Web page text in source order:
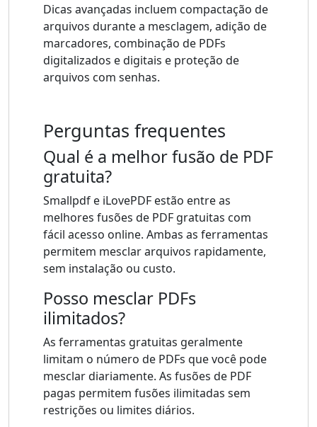
Dicas avançadas incluem compactação de
arquivos durante a mesclagem, adição de
marcadores, combinação de PDFs
digitalizados e digitais e proteção de
arquivos com senhas.
Perguntas frequentes
Qual é a melhor fusão de PDF
gratuita?
Smallpdf e iLovePDF estão entre as
melhores fusões de PDF gratuitas com
fácil acesso online. Ambas as ferramentas
permitem mesclar arquivos rapidamente,
sem instalação ou custo.
Posso mesclar PDFs
ilimitados?
As ferramentas gratuitas geralmente
limitam o número de PDFs que você pode
mesclar diariamente. As fusões de PDF
pagas permitem fusões ilimitadas sem
restrições ou limites diários.